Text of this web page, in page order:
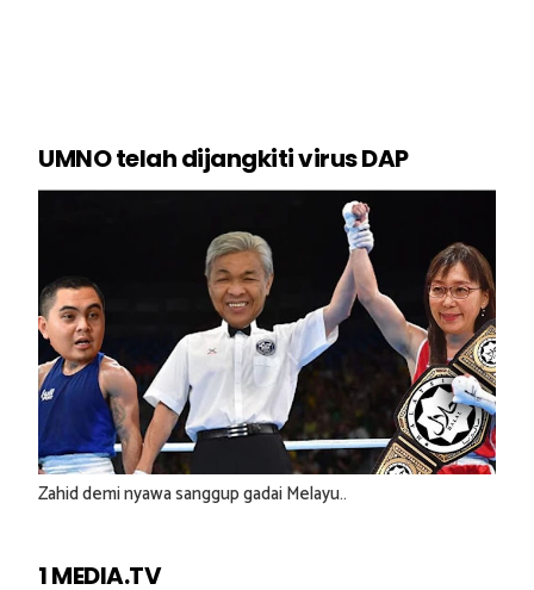
UMNO telah dijangkiti virus DAP
Zahid demi nyawa sanggup gadai Melayu..
1 MEDIA.TV